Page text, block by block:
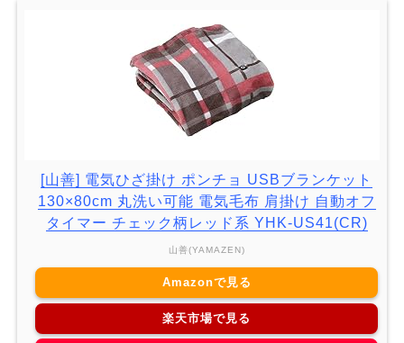
[山善] 電気ひざ掛け ポンチョ USBブランケット
130×80cm 丸洗い可能 電気毛布 肩掛け 自動オフ
タイマー チェック柄レッド系 YHK-US41(CR)
山善(YAMAZEN)
Amazonで見る
楽天市場で見る